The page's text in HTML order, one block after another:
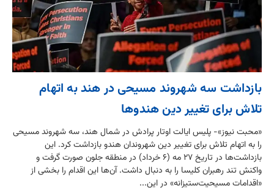
بازداشت سه شهروند مسیحی در هند به اتهام
تلاش برای تغییر دین هندوها
«محبت نیوز»- پلیس ایالت اوتار پرادش در شمال هند، سه شهروند مسیحی
را به اتهام تلاش برای تغییر دین شهروندان هندو بازداشت کرد. این
بازداشت‌ها در تاریخ ۲۷ مه (۶ خرداد) در منطقه جلون صورت گرفت و
واکنش تند رهبران کلیسا را به دنبال داشت. آن‌ها این اقدام را بخشی از
«اقدامات مسیحیت‌ستیزانه» در این...